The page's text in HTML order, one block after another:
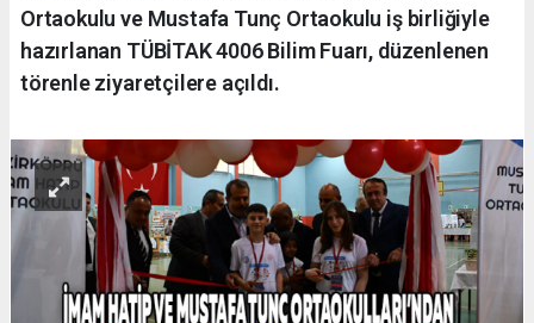
Ortaokulu ve Mustafa Tunç Ortaokulu iş birliğiyle
hazırlanan TÜBİTAK 4006 Bilim Fuarı, düzenlenen
törenle ziyaretçilere açıldı.